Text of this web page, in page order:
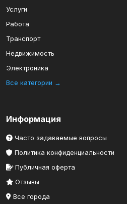
Услуги
Работа
Транспорт
Недвижимость
Электроника
Все категории →
Информация
Часто задаваемые вопросы
Политика конфиденциальности
Публичная оферта
Отзывы
Все города